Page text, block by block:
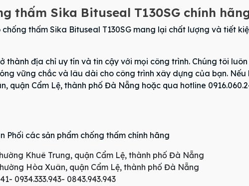
thấm Sika Bituseal T130SG chính
thấm Sika Bituseal T130SG mang lại chất lượng và tiết
thành địa chỉ uy tín và tin cậy với mọi công trình. Chúng tôi
vững chắc và lâu dài cho công trình xây dựng của bạn. Nếu
quận Cẩm Lệ, thành phố Đà Nẵng hoặc qua hotline
Phối các sản phẩm chống thấm chính hãng
Khuê Trung, quận Cẩm Lệ, thành phố Đà Nẵng
Hòa Xuân, quận Cẩm Lệ, thành phố Đà Nẵng
0934.333.943- 0843.943.943